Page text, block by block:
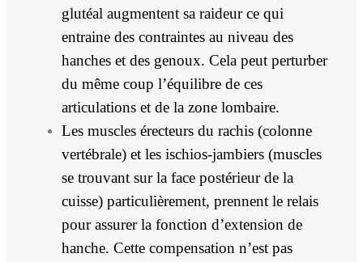
glutéal augmentent sa raideur ce qui
entraine des contraintes au niveau des
hanches et des genoux. Cela peut perturber
du même coup l’équilibre de ces
articulations et de la zone lombaire.
Les muscles érecteurs du rachis (colonne
vertébrale) et les ischios-jambiers (muscles
se trouvant sur la face postérieur de la
cuisse) particulièrement, prennent le relais
pour assurer la fonction d’extension de
hanche. Cette compensation n’est pas